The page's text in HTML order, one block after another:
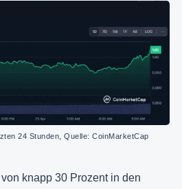
24 Stunden, Quelle: CoinMarketCap
knapp 30 Prozent in den